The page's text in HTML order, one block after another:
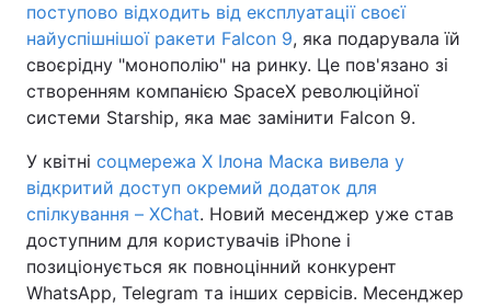
поступово відходить від експлуатації своєї
найуспішнішої ракети Falcon 9, яка подарувала їй
своєрідну "монополію" на ринку. Це пов'язано зі
створенням компанією SpaceX революційної
системи Starship, яка має замінити Falcon 9.
У квітні соцмережа X Ілона Маска вивела у
відкритий доступ окремий додаток для
спілкування – XChat. Новий месенджер уже став
доступним для користувачів iPhone і
позиціонується як повноцінний конкурент
WhatsApp, Telegram та інших сервісів. Месенджер